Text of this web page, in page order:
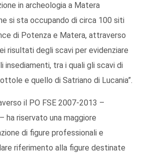
in archeologia a Matera
si sta occupando di circa 100 siti
di Potenza e Matera, attraverso
risultati degli scavi per evidenziare
insediamenti, tra i quali gli scavi di
e quello di Satriano di Lucania”.
il PO FSE 2007-2013 –
ha riservato una maggiore
di figure professionali e
riferimento alla figure destinate